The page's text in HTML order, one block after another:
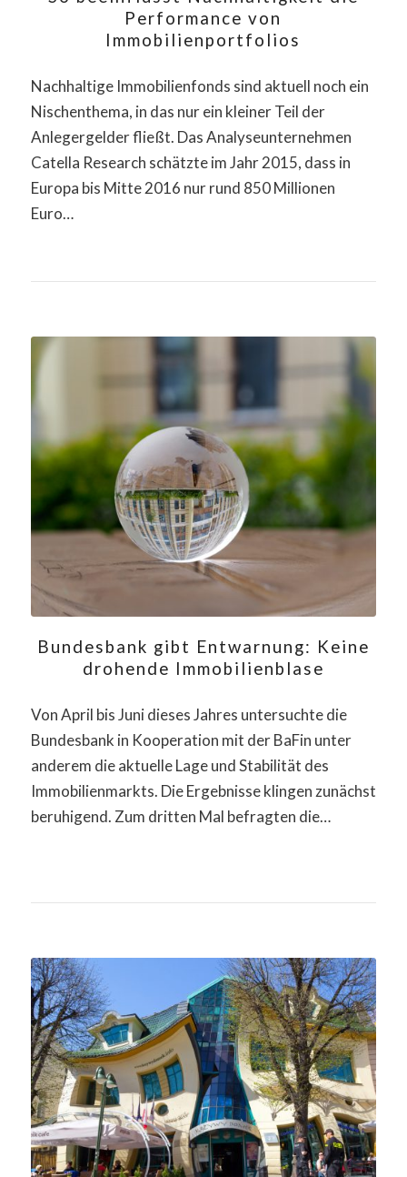
Performance von
Immobilienportfolios
Nachhaltige Immobilienfonds sind aktuell noch ein
Nischenthema, in das nur ein kleiner Teil der
Anlegergelder fließt. Das Analyseunternehmen
Catella Research schätzte im Jahr 2015, dass in
Europa bis Mitte 2016 nur rund 850 Millionen
Euro…
Bundesbank gibt Entwarnung: Keine
drohende Immobilienblase
Von April bis Juni dieses Jahres untersuchte die
Bundesbank in Kooperation mit der BaFin unter
anderem die aktuelle Lage und Stabilität des
Immobilienmarkts. Die Ergebnisse klingen zunächst
beruhigend. Zum dritten Mal befragten die…